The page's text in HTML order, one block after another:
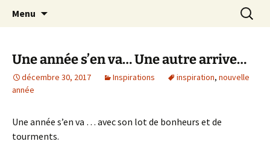
filsetcrayons
Le blog de Sophie A
Menu
Une année s’en va… Une autre arrive…
décembre 30, 2017 Inspirations inspiration, nouvelle
année
Une année s’en va … avec son lot de bonheurs et de
tourments.